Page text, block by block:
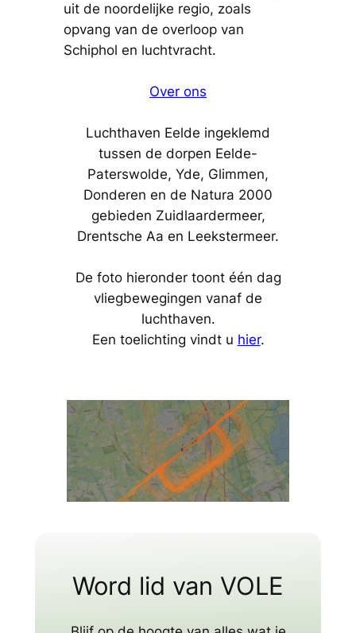
uit de noordelijke regio, zoals
opvang van de overloop van
Schiphol en luchtvracht.
Over ons
Luchthaven Eelde ingeklemd
tussen de dorpen Eelde-
Paterswolde, Yde, Glimmen,
Donderen en de Natura 2000
gebieden Zuidlaardermeer,
Drentsche Aa en Leekstermeer.
De foto hieronder toont één dag
vliegbewegingen vanaf de
luchthaven.
Een toelichting vindt u hier.
Word lid van VOLE